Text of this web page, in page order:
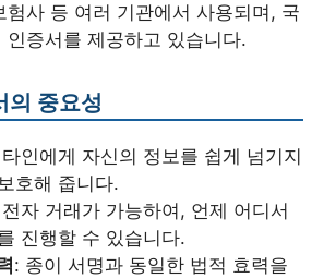
험사 등 여러 기관에서 사용되며, 국
인증서를 제공하고 있습니다.
의 중요성
인에게 자신의 정보를 쉽게 넘기지
호해 줍니다.
자 거래가 가능하여, 언제 어디서
진행할 수 있습니다.
: 종이 서명과 동일한 법적 효력을